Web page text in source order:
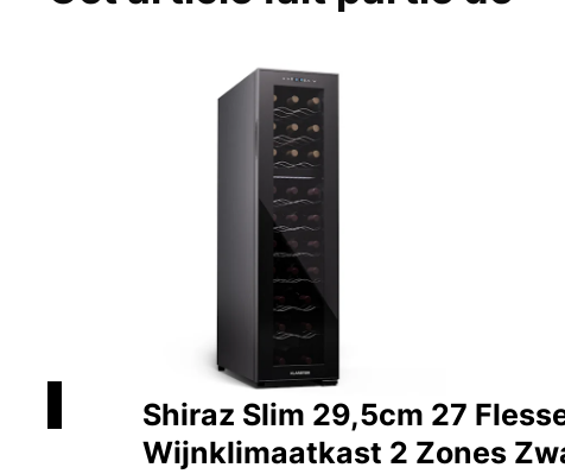
Shiraz Slim 29,5cm 27
Wijnklimaatkast 2 Zones